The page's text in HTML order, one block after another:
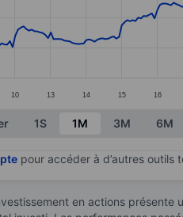
Y axis displaying values.
10 13 14 15 16
chart.
1S 1M 3M 6M
pour accéder à d’autres outils
en actions